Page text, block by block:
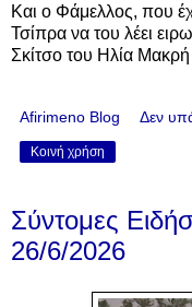
Και ο Φάμελλος, που
Τσίπρα να του λέει
Σκίτσο του Ηλία
Afirimeno Blog Δεν
Κοινή χρήση
Σύντομες
26/6/2026